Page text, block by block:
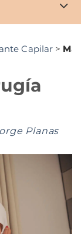
Capilar >
Planas